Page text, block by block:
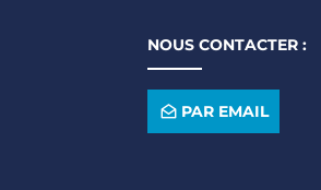
NOUS CONTACTER :
PAR EMAIL